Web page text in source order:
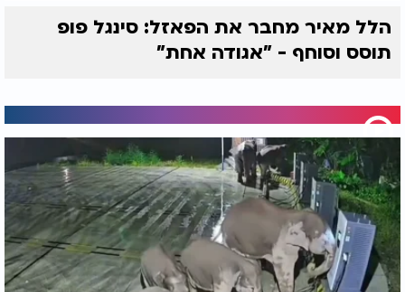
הלל מאיר מחבר את הפאזל: סינגל פופ
תוסס וסוחף - "אגודה אחת"